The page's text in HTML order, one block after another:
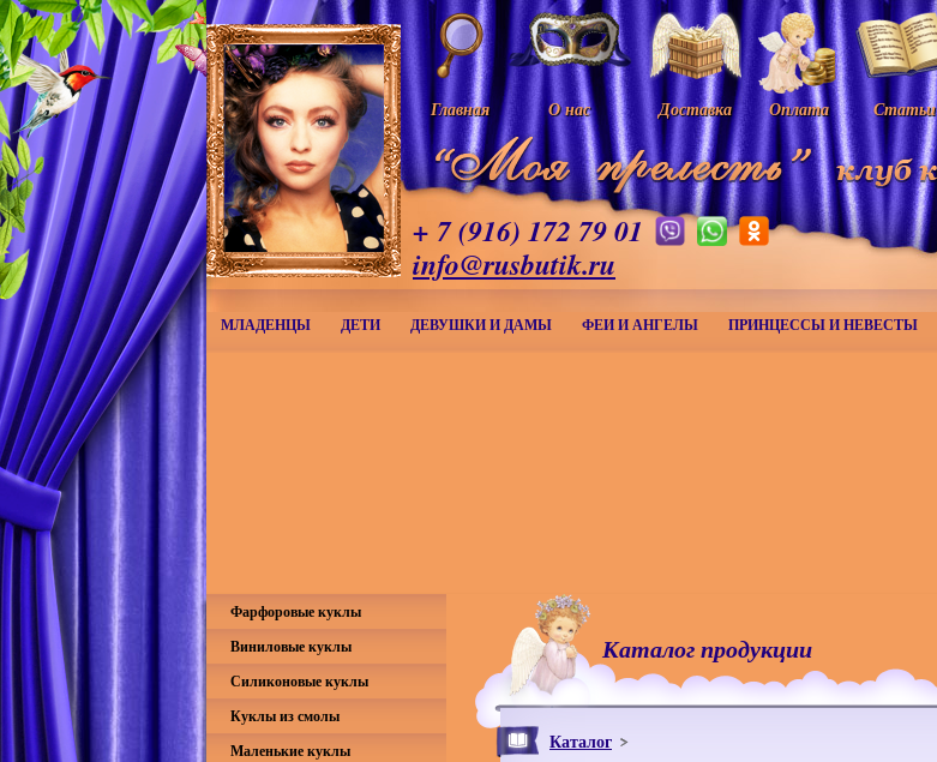
Главная О нас Доставка Оплата Статьи
+ 7 (916) 172 79 01
info@rusbutik.ru
МЛАДЕНЦЫ ДЕТИ ДЕВУШКИ И ДАМЫ ФЕИ И АНГЕЛЫ ПРИНЦЕССЫ И НЕВЕСТЫ
Каталог продукции
Каталог
Фарфоровые куклы
Виниловые куклы
Силиконовые куклы
Куклы из смолы
Маленькие куклы